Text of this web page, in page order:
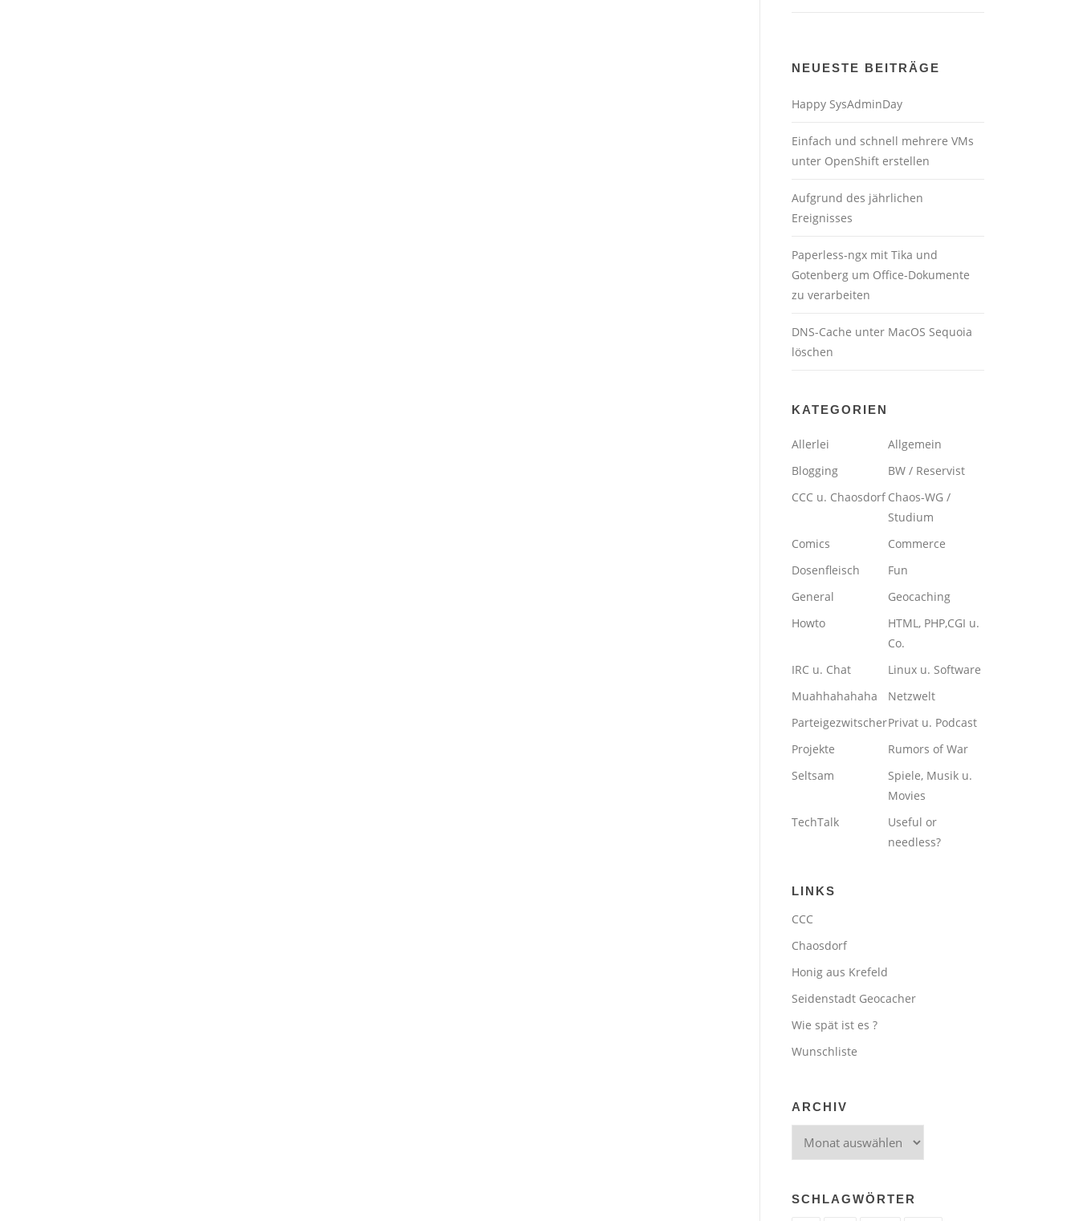
NEUESTE BEITRÄGE
Happy SysAdminDay
Einfach und schnell mehrere VMs
unter OpenShift erstellen
Aufgrund des jährlichen
Ereignisses
Paperless-ngx mit Tika und
Gotenberg um Office-Dokumente
zu verarbeiten
DNS-Cache unter MacOS Sequoia
löschen
KATEGORIEN
Allerlei
Allgemein
Blogging
BW / Reservist
CCC u. Chaosdorf Chaos-WG /
Studium
Comics
Commerce
Dosenfleisch
Fun
General
Geocaching
Howto
HTML, PHP,CGI u.
Co.
IRC u. Chat
Linux u. Software
Muahhahahaha
Netzwelt
ParteigezwitscherPrivat u. Podcast
Projekte
Rumors of War
Seltsam
Spiele, Musik u.
Movies
TechTalk
Useful or
needless?
LINKS
CCC
Chaosdorf
Honig aus Krefeld
Seidenstadt Geocacher
Wie spät ist es ?
Wunschliste
ARCHIV
Archiv
SCHLAGWÖRTER